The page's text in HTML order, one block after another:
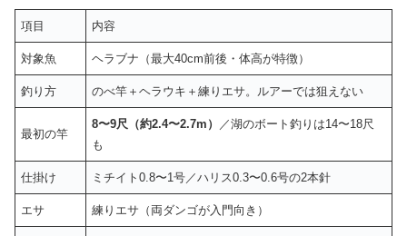
項目 内容
対象魚 ヘラブナ（最大40cm前後・体高が特徴）
釣り方 のべ竿＋ヘラウキ＋練りエサ。ルアーでは狙えない
最初の竿
8〜9尺（約2.4〜2.7m）
／湖のボート釣りは14〜18尺
も
仕掛け ミチイト0.8〜1号／ハリス0.3〜0.6号の2本針
エサ 練りエサ（両ダンゴが入門向き）